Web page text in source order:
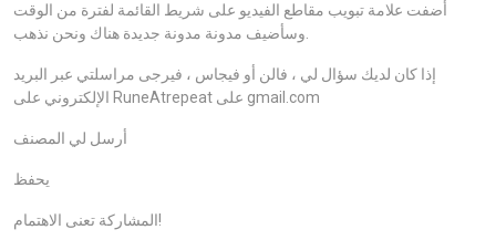
أضفت علامة تبويب مقاطع الفيديو على شريط القائمة لفترة من الوقت
إذا كان لديك سؤال لي ، فالن أو فيجاس ، فيرجى مراسلتي عبر البريد
الإلكتروني على RuneAtrepeat على gmail.com
أرسل لي المصنف
يحفظ
المشاركة تعنى الاهتمام!